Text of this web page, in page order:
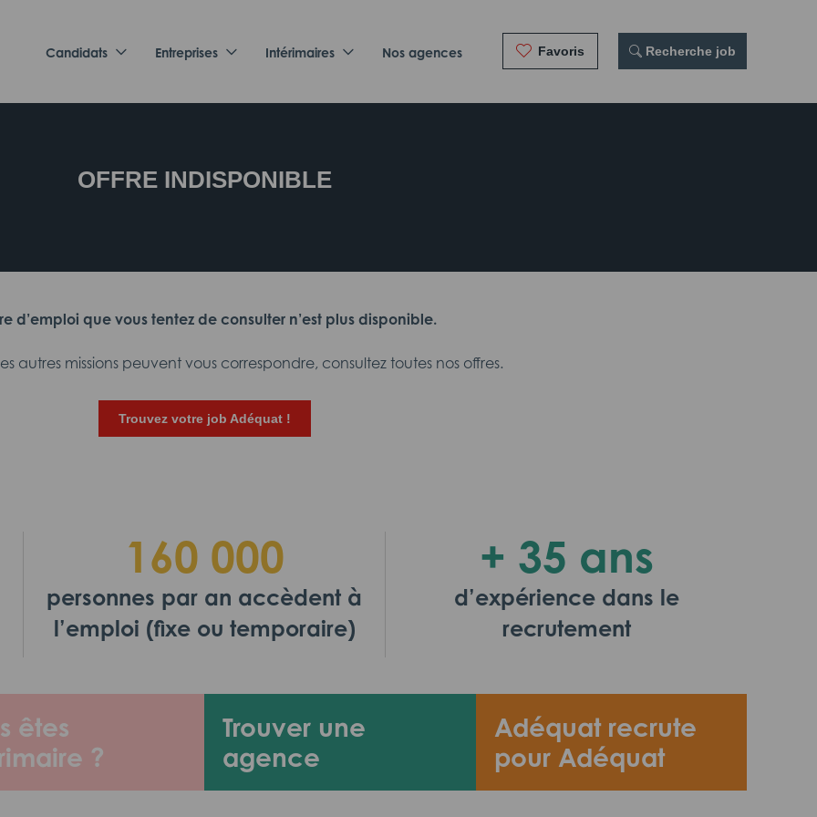
Candidats Entreprises Intérimaires Nos agences Favoris Recherche job
OFFRE INDISPONIBLE
d’emploi que vous tentez de consulter n’est plus disponible.
autres missions peuvent vous correspondre, consultez toutes nos offres.
Trouvez votre job Adéquat !
êtes
?
Trouver une
agence
Adéquat recrute
pour Adéquat
160 000
personnes par an accèdent à
l’emploi (fixe ou temporaire)
+ 35 ans
d’expérience dans le
recrutement